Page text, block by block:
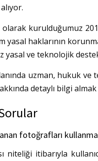
olarak kurulduğumuz
yasal haklarının
yasal ve teknolojik
uzman, hukuk ve
detaylı bilgi
fotoğrafları
niteliği itibarıyla